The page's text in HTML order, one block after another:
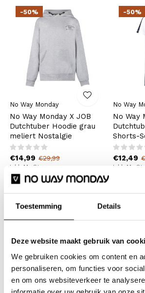
Toestemming Details
Deze website maakt gebruik van
We gebruiken cookies om content en
personaliseren, om functies voor
en om ons websiteverkeer te
-50%
No Way Monday
No Way Monday X JOB
Dutchtuber Hoodie grau
meliert Nostalgie
€14,99 €29,99
Inkl. MwSt.
-50%
No Way
No Way
Shorts-
€12,49
Inkl. MwSt.
-50%
No Way Monday
-50%
No Way